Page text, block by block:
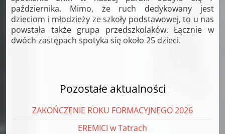
października. Mimo, że ruch dedykowany jest
dzieciom i młodzieży ze szkoły podstawowej, to u nas
powstała także grupa przedszkolaków. Łącznie w
dwóch zastępach spotyka się około 25 dzieci.
Pozostałe aktualności
ZAKOŃCZENIE ROKU FORMACYJNEGO 2026
EREMICI w Tatrach